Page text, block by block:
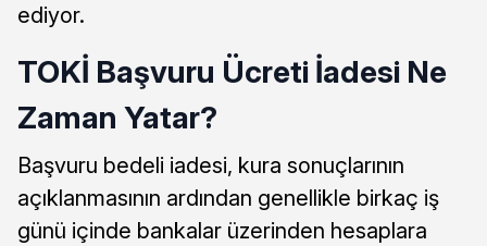
ediyor.
TOKİ Başvuru Ücreti İadesi Ne
Zaman Yatar?
Başvuru bedeli iadesi, kura sonuçlarının
açıklanmasının ardından genellikle birkaç iş
günü içinde bankalar üzerinden hesaplara